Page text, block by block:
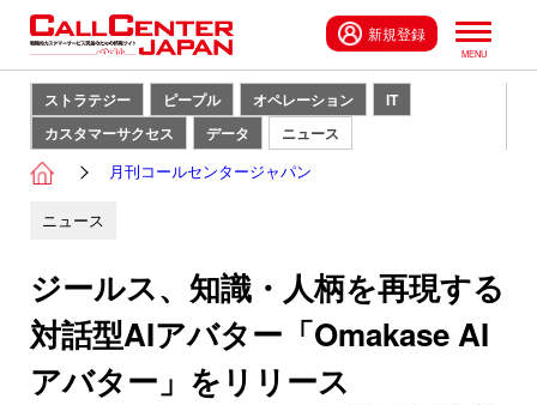
新規登録
ストラテジー ピープル オペレーション
IT
カスタマーサクセス
データ ニュース
月刊コールセンタージャパン
ニュース
ジールス、知識・人柄を再現する
対話型AIアバター「Omakase AI
アバター」をリリース